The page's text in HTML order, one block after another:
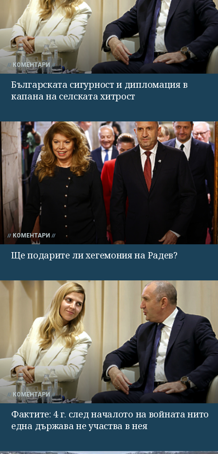
КОМЕНТАРИ
Българската сигурност и дипломация в
капана на селската хитрост
КОМЕНТАРИ
Ще подарите ли хегемония на Радев?
КОМЕНТАРИ
Фактите: 4 г. след началото на войната нито
една държава не участва в нея